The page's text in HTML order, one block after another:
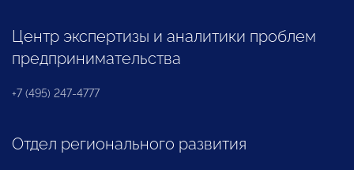
Центр экспертизы и аналитики проблем
предпринимательства
+7 (495) 247-4777
Отдел регионального развития